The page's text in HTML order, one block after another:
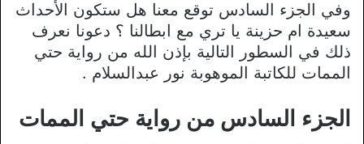
وفي الجزء السادس توقع معنا هل ستكون الأحداث
سعيدة ام حزينة يا تري مع ابطالنا ؟ دعونا نعرف
ذلك في السطور التالية بإذن الله من رواية حتي
الممات للكاتبة الموهوبة نور عبدالسلام .
الجزء السادس من رواية حتي الممات